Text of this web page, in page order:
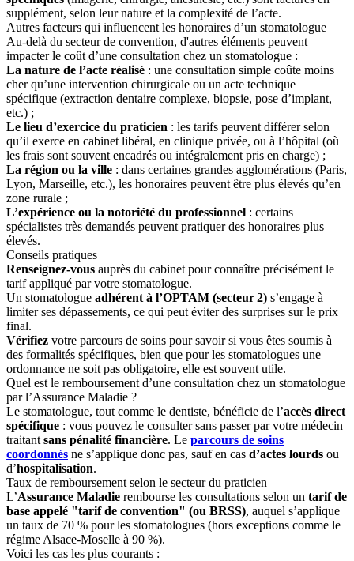
supplément, selon leur nature et la complexité de l’acte.
Autres facteurs qui influencent les honoraires d’un stomatologue
Au-delà du secteur de convention, d'autres éléments peuvent
impacter le coût d’une consultation chez un stomatologue :
La nature de l’acte réalisé : une consultation simple coûte moins
cher qu’une intervention chirurgicale ou un acte technique
spécifique (extraction dentaire complexe, biopsie, pose d’implant,
etc.) ;
Le lieu d’exercice du praticien : les tarifs peuvent différer selon
qu’il exerce en cabinet libéral, en clinique privée, ou à l’hôpital (où
les frais sont souvent encadrés ou intégralement pris en charge) ;
La région ou la ville : dans certaines grandes agglomérations (Paris,
Lyon, Marseille, etc.), les honoraires peuvent être plus élevés qu’en
zone rurale ;
L’expérience ou la notoriété du professionnel : certains
spécialistes très demandés peuvent pratiquer des honoraires plus
élevés.
Conseils pratiques
Renseignez-vous auprès du cabinet pour connaître précisément le
tarif appliqué par votre stomatologue.
Un stomatologue adhérent à l’OPTAM (secteur 2) s’engage à
limiter ses dépassements, ce qui peut éviter des surprises sur le prix
final.
Vérifiez votre parcours de soins pour savoir si vous êtes soumis à
des formalités spécifiques, bien que pour les stomatologues une
ordonnance ne soit pas obligatoire, elle est souvent utile.
Quel est le remboursement d’une consultation chez un stomatologue
par l’Assurance Maladie ?
Le stomatologue, tout comme le dentiste, bénéficie de l’accès direct
spécifique : vous pouvez le consulter sans passer par votre médecin
traitant sans pénalité financière. Le parcours de soins
coordonnés ne s’applique donc pas, sauf en cas d’actes lourds ou
d’hospitalisation.
Taux de remboursement selon le secteur du praticien
L’Assurance Maladie rembourse les consultations selon un tarif de
base appelé "tarif de convention" (ou BRSS), auquel s’applique
un taux de 70 % pour les stomatologues (hors exceptions comme le
régime Alsace-Moselle à 90 %).
Voici les cas les plus courants :